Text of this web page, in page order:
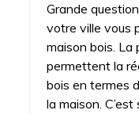
Grande
votre ville vous
maison bois. La
permettent la
bois en termes
la maison.